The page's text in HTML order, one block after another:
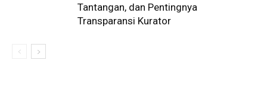
Tantangan, dan Pentingnya
Transparansi Kurator